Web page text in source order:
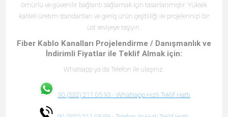
ömürlü ve güvenilir bağlantı sağlamak için tasarlanmıştır. Yüksek
kaliteli üretim standartları ve geniş ürün çeşitliliği ile projelerinizi bir
üst seviyeye taşıyın.
Fiber Kablo Kanalları Projelendirme / Danışmanlık ve
İndirimli Fiyatlar ile Teklif Almak için:
Whatsapp ya da Telefon ile ulaşınız.
90 (532) 211 05 93 - Whatsapp Hızlı Teklif Hattı